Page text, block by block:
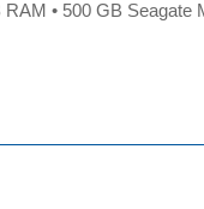
• 500 GB Seagate